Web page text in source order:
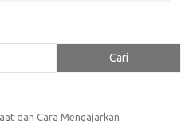
Cari
dan Cara Mengajarkan